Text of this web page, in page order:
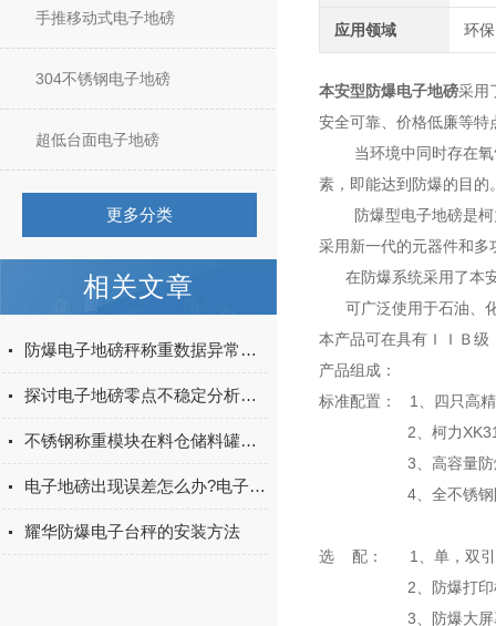
手推移动式电子地磅
304不锈钢电子地磅
超低台面电子地磅
更多分类
相关文章
防爆电子地磅秤称重数据异常怎么办
探讨电子地磅零点不稳定分析及对策
不锈钢称重模块在料仓储料罐中的应用
电子地磅出现误差怎么办?电子地磅误差出现原因有哪些?
耀华防爆电子台秤的安装方法
应用领域 环
本安型防爆电子地磅采用
安全可靠、价格低廉等
当环境中同时存在氧气
素，即能达到防爆的目
防爆型电子地磅是柯
采用新一代的元器件和
在防爆系统采用了本安
可广泛使用于石油、化
本产品可在具有ＩＩＢ
产品组成：
标准配置： 1、四只高
2、柯力XK3101系
3、高容量防爆电
4、全不锈钢防爆
选 配： 1、单，双引
2、防爆打印
3、防爆大屏幕